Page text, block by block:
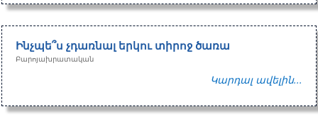
Ինչպե՞ս չդառնալ երկու տիրոջ ծառա
Բարոյախրատական
Կարդալ ավելին...